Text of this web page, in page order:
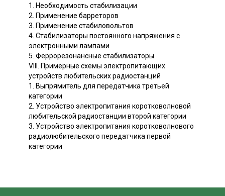
1. Необходимость стабилизации
2. Применение барреторов
3. Применение стабиловольтов
4. Стабилизаторы постоянного напряжения с
электронными лампами
5. Феррорезонансные стабилизаторы
VIII. Примерные схемы электропитающих
устройств любительских радиостанций
1. Выпрямитель для передатчика третьей
категории
2. Устройство электропитания коротковолновой
любительской радиостанции второй категории
3. Устройство электропитания коротковолнового
радиолюбительского передатчика первой
категории